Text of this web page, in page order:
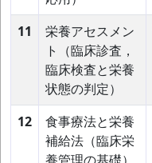
11
栄養アセスメン
ト（臨床診査，
臨床検査と栄養
状態の判定）
12
食事療法と栄養
補給法（臨床栄